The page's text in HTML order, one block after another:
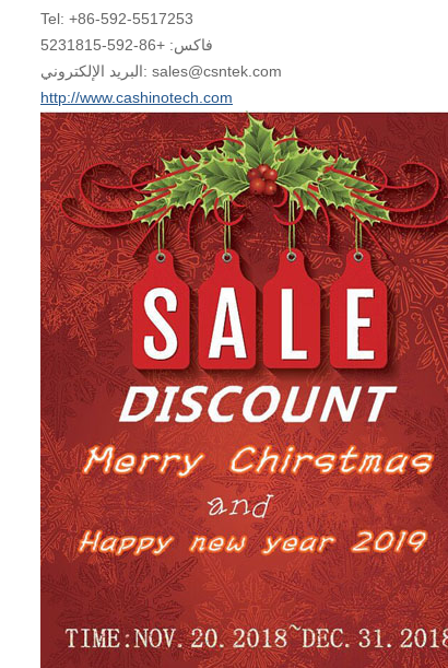
Tel: +86-592-5517253
فاكس: +86-592-5231815
البريد الإلكتروني: sales@csntek.com
http://www.cashinotech.com